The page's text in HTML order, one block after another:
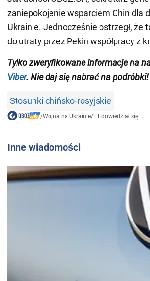
zaniepokojenie wsparciem Chin dla
Ukrainie. Jednocześnie ostrzegł,
do utraty przez Pekin współpracy z
Tylko zweryfikowane informacje na
Viber. Nie daj się nabrać na podróbki!
Stosunki chińsko-rosyjskie
/Wojna na Ukrainie/FT dowiedział się ...
Inne wiadomości